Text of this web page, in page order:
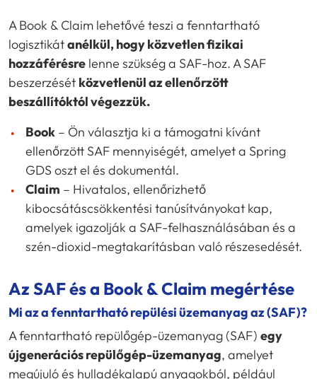
A Book & Claim lehetővé teszi a fenntartható
logisztikátanélkül, hogy közvetlen fizikai
hozzáférésre lenne szükség a SAF-hoz. A SAF
beszerzését közvetlenül az ellenőrzött
beszállítóktól végezzük.
Book – Ön választja ki a támogatni kívánt
ellenőrzött SAF mennyiségét, amelyet a Spring
GDS oszt el és dokumentál.
Claim – Hivatalos, ellenőrizhető
kibocsátáscsökkentési tanúsítványokat kap,
amelyek igazolják a SAF-felhasználásában és a
szén-dioxid-megtakarításban való részesedését.
Az SAF és a Book & Claim megértése
Mi az a fenntartható repülési üzemanyag az (SAF)?
A fenntartható repülőgép-üzemanyag (SAF) egy
újgenerációs repülőgép-üzemanyag, amelyet
megújuló és hulladékalapú anyagokból, például